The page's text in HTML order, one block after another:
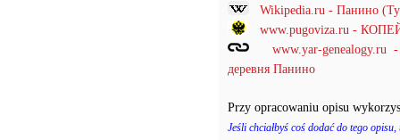
Wikipedia.ru - Панино
www.pugoviza.ru -
www.yar-genealogy.ru
деревня Панино
Przy opracowaniu opisu
Jeśli chciałbyś coś dodać do tego